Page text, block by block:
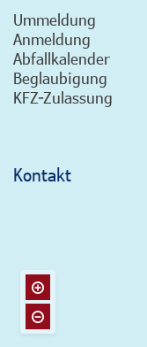
Ummeldung
Anmeldung
Abfallkalender
Beglaubigung
KFZ-Zulassung
Kontakt